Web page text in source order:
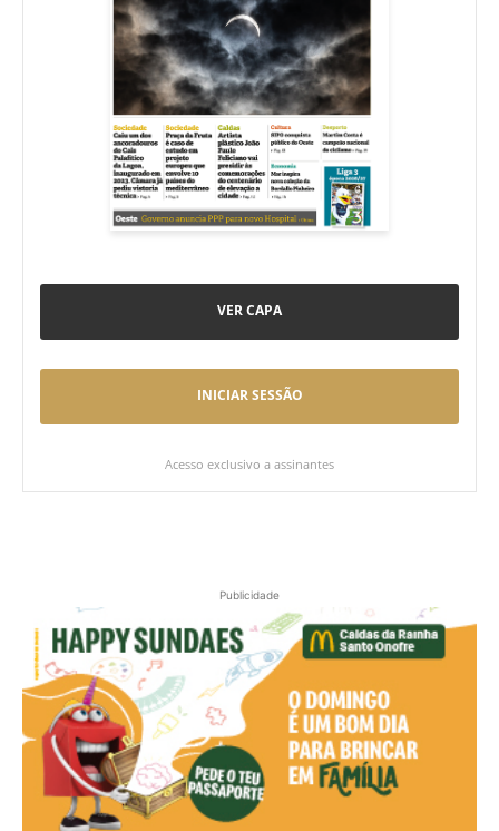
VER CAPA
INICIAR SESSÃO
Acesso exclusivo a assinantes
Publicidade